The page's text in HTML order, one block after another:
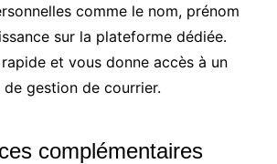
comme le nom, prénom
sur la plateforme dédiée.
et vous donne accès à un
de gestion de courrier.
complémentaires